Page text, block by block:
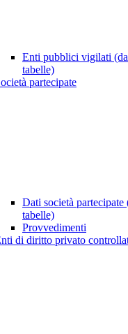
Enti pubblici vigilati
tabelle)
partecipate
Dati società
tabelle)
Provvedimenti
di diritto privato